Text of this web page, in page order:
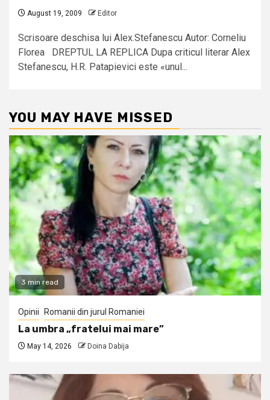
August 19, 2009 Editor
Scrisoare deschisa lui Alex.Stefanescu Autor: Corneliu
Florea DREPTUL LA REPLICA Dupa criticul literar Alex
Stefanescu, H.R. Patapievici este «unul...
YOU MAY HAVE MISSED
3 min read
Opinii Romanii din jurul Romaniei
La umbra „fratelui mai mare”
May 14, 2026 Doina Dabija